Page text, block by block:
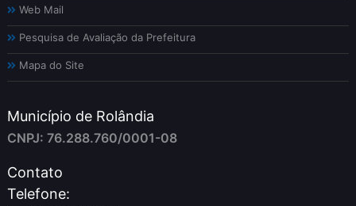
Web Mail
Pesquisa de Avaliação da Prefeitura
Mapa do Site
Município de Rolândia
CNPJ: 76.288.760/0001-08
Contato
Telefone: